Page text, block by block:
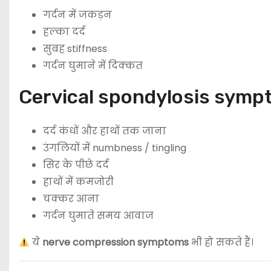
गर्दन में जकड़न
हल्का दर्द
सुबह stiffness
गर्दन घुमाने में दिक्कत
Cervical spondylosis
दर्द कंधों और हाथों तक जाना
उंगलियों में numbness / tingling
सिर के पीछे दर्द
हाथों में कमजोरी
चक्कर आना
गर्दन घुमाते समय आवाज
ये nerve compression symptoms भी हो सकते हैं।